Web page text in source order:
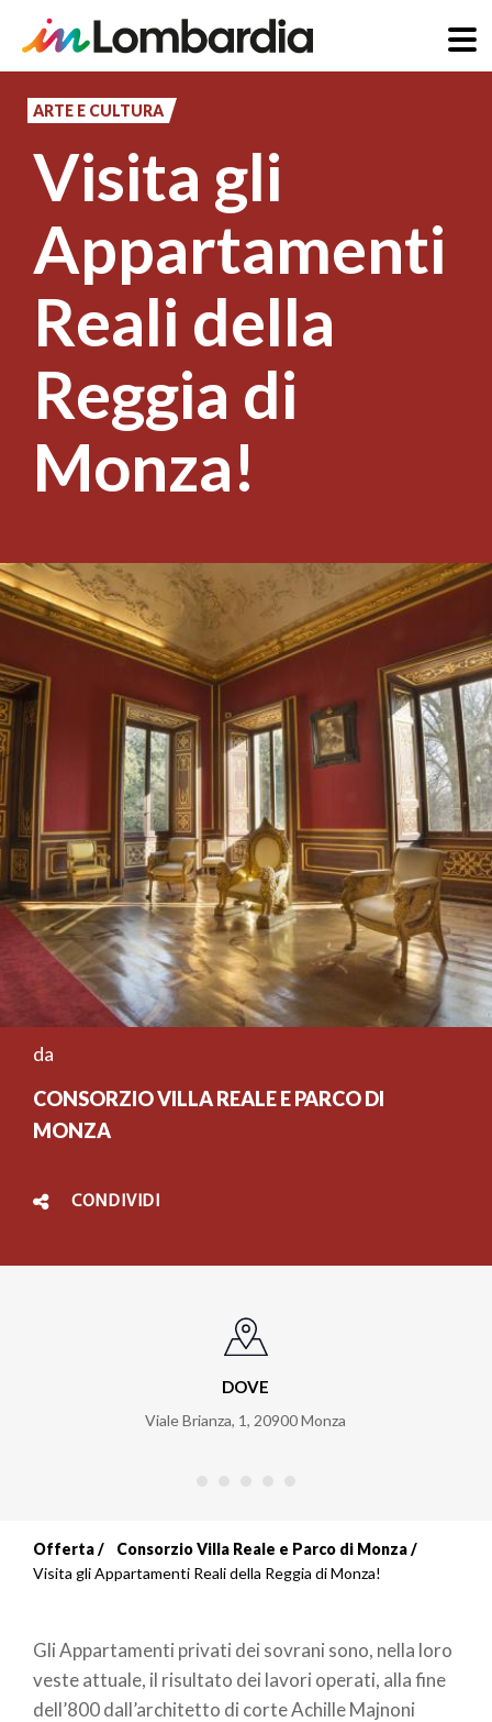
principale
ARTE E CULTURA
Visita gli
Appartamenti
Reali della
Reggia di
Monza!
da
CONSORZIO VILLA REALE E PARCO DI
MONZA
CONDIVIDI
DOVE
Viale Brianza, 1, 20900Monza
Briciole
pane
Offerta
Consorzio Villa Reale e Parco di Monza
Visita gli Appartamenti Reali della Reggia di Monza!
Gli Appartamenti privati dei sovrani sono, nella loro
veste attuale, il risultato dei lavori operati, alla fine
dell’800 dall’architetto di corte Achille Majnoni